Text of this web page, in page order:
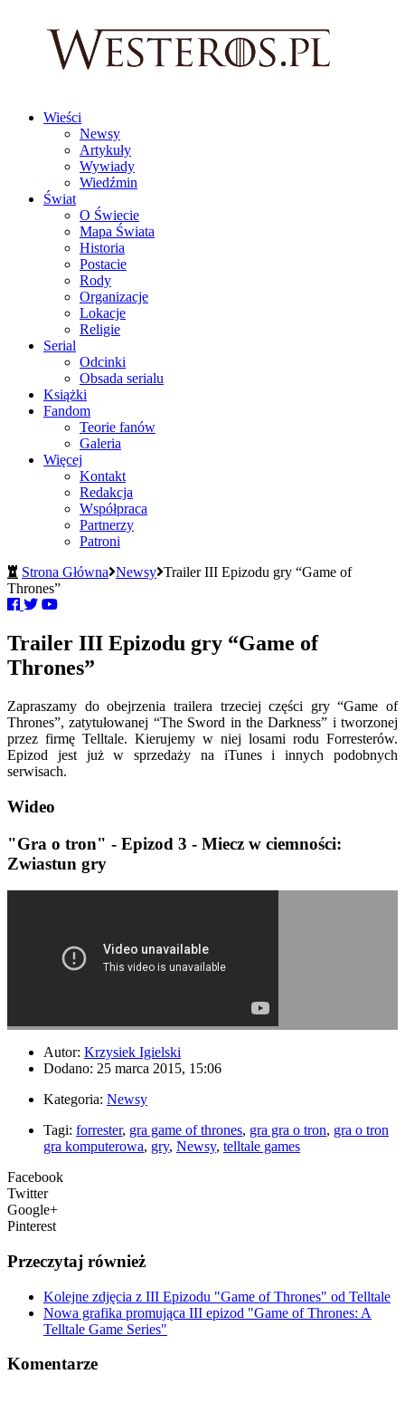
Wieści
Newsy
Artykuły
Wywiady
Wiedźmin
Świat
O Świecie
Mapa Świata
Historia
Postacie
Rody
Organizacje
Lokacje
Religie
Serial
Odcinki
Obsada serialu
Książki
Fandom
Teorie fanów
Galeria
Więcej
Kontakt
Redakcja
Współpraca
Partnerzy
Patroni
Strona Główna Newsy Trailer III Epizodu gry “Game of
Thrones”
Trailer III Epizodu gry “Game of
Thrones”
Zapraszamy do obejrzenia trailera trzeciej części gry “Game of
Thrones”, zatytułowanej “The Sword in the Darkness” i tworzonej
przez firmę Telltale. Kierujemy w niej losami rodu Forresterów.
Epizod jest już w sprzedaży na iTunes i innych podobnych
serwisach.
Wideo
"Gra o tron" - Epizod 3 - Miecz w ciemności:
Zwiastun gry
Autor: Krzysiek Igielski
Dodano: 25 marca 2015, 15:06
Kategoria: Newsy
Tagi: forrester, gra game of thrones, gra gra o tron, gra o tron
gra komputerowa, gry, Newsy, telltale games
Facebook
Twitter
Google+
Pinterest
Przeczytaj również
Kolejne zdjęcia z III Epizodu "Game of Thrones" od Telltale
Nowa grafika promująca III epizod "Game of Thrones: A
Telltale Game Series"
Komentarze